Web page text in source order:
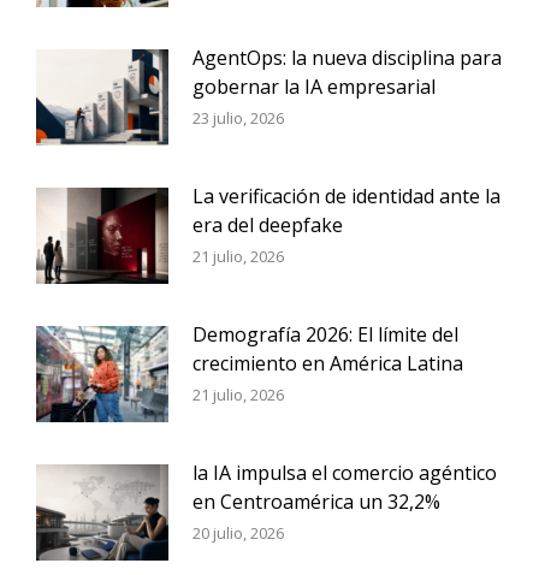
AgentOps: la nueva disciplina para
gobernar la IA empresarial
23 julio, 2026
La verificación de identidad ante la
era del deepfake
21 julio, 2026
Demografía 2026: El límite del
crecimiento en América Latina
21 julio, 2026
la IA impulsa el comercio agéntico
en Centroamérica un 32,2%
20 julio, 2026